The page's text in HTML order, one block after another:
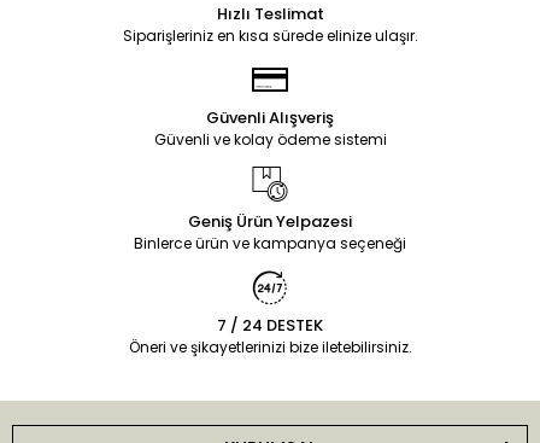
Hızlı Teslimat
Siparişleriniz en kısa sürede elinize ulaşır.
Güvenli Alışveriş
Güvenli ve kolay ödeme sistemi
Geniş Ürün Yelpazesi
Binlerce ürün ve kampanya seçeneği
7 / 24 DESTEK
Öneri ve şikayetlerinizi bize iletebilirsiniz.